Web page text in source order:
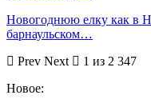
Новогоднюю елку как в
барнаульском…
Prev Next
1 из 2 347
Новое: